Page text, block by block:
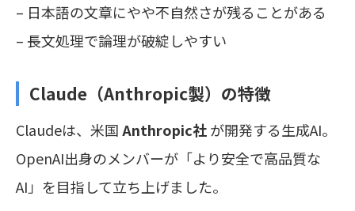
– 日本語の文章にやや不自然さが残ることがある
– 長文処理で論理が破綻しやすい
Claude（Anthropic製）の特徴
Claudeは、米国Anthropic社が開発する生成AI。
OpenAI出身のメンバーが「より安全で高品質な
AI」を目指して立ち上げました。